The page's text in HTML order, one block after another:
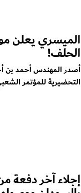
الميسري يعلن
الحلف!
أصدر المهندس أحمد بن
التحضيرية للمؤتمر
إجلاء آخر دفعة